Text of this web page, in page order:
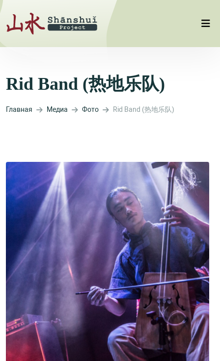
Rid Band (热地乐队)
Главная Медиа Фото Rid Band (热地乐队)